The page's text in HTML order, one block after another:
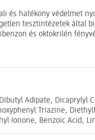
és hatékony
tesztintézetek által
és oktokrilén
Adipate,
Triazine,
Ionone, Benzoic Acid,